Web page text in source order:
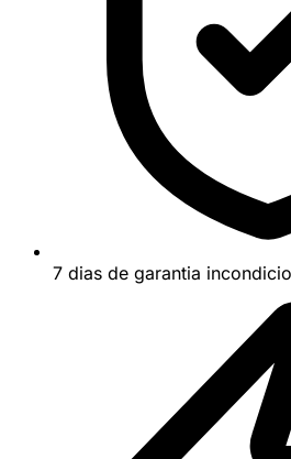
7 dias de garantia